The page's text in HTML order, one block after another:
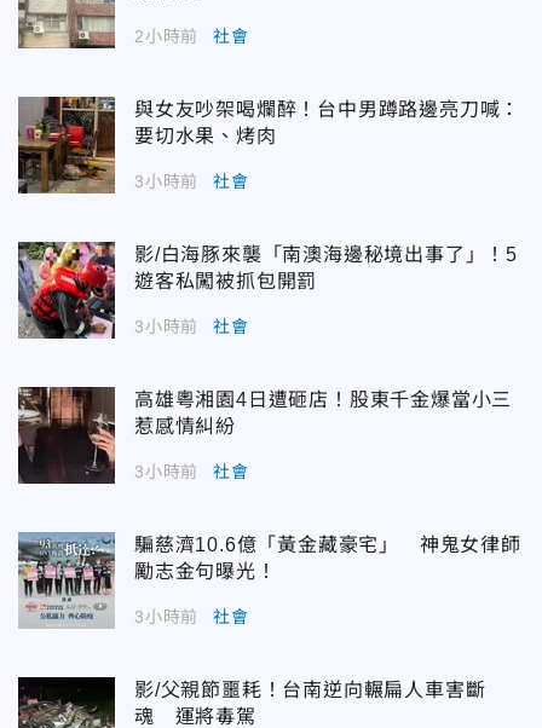
2小時前 社會
與女友吵架喝爛醉！台中男蹲路邊亮刀喊：
要切水果、烤肉
3小時前 社會
影/白海豚來襲「南澳海邊秘境出事了」！5
遊客私闖被抓包開罰
3小時前 社會
高雄粵湘園4日遭砸店！股東千金爆當小三
惹感情糾紛
3小時前 社會
騙慈濟10.6億「黃金藏豪宅」 神鬼女律師
勵志金句曝光！
3小時前 社會
影/父親節噩耗！台南逆向輾扁人車害斷
魂 運將毒駕